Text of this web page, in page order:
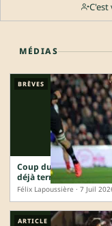
C'est
MÉDIAS
BRÈVES
Coup dur pour les
déjà terminée
Félix Lapoussière · 7 Juil
ARTICLE